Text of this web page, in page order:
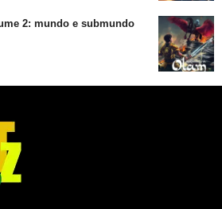
2: mundo e submundo